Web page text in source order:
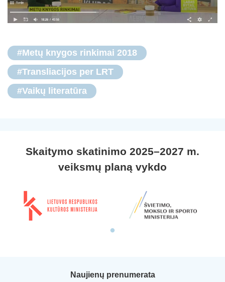
#Metų knygos rinkimai 2018
#Transliacijos per LRT
#Vaikų literatūra
Skaitymo skatinimo 2025–2027 m.
veiksmų planą vykdo
Naujienų prenumerata